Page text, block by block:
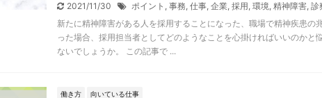
2021/11/30 ポイント , 事務, 仕事, 企業, 採用, 環境, 精神障害, 診
新たに精神障害がある人を採用することになった、職場で精神疾患の
った場合、採用担当者としてどのようなことを心掛ければいいのかと
ないでしょうか。 この記事で ...
働き方 向いている仕事